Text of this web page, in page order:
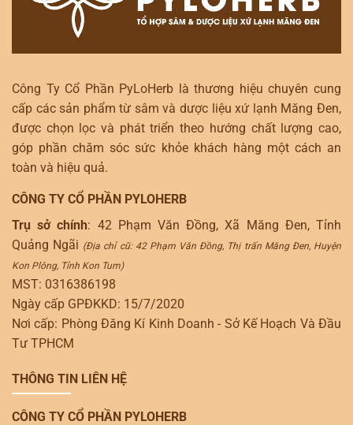
Công Ty Cổ Phần PyLoHerb là thương hiệu chuyên cung
cấp các sản phẩm từ sâm và dược liệu xứ lạnh Măng Đen,
được chọn lọc và phát triển theo hướng chất lượng cao,
góp phần chăm sóc sức khỏe khách hàng một cách an
toàn và hiệu quả.
CÔNG TY CỔ PHẦN PYLOHERB
Trụ sở chính: 42 Phạm Văn Đồng, Xã Măng Đen, Tỉnh
Quảng Ngãi (Địa chỉ cũ: 42 Phạm Văn Đồng, Thị trấn Măng Đen, Huyện
Kon Plông, Tỉnh Kon Tum)
MST: 0316386198
Ngày cấp GPĐKKD: 15/7/2020
Nơi cấp: Phòng Đăng Kí Kinh Doanh - Sở Kế Hoạch Và Đầu
Tư TPHCM
THÔNG TIN LIÊN HỆ
CÔNG TY CỔ PHẦN PYLOHERB